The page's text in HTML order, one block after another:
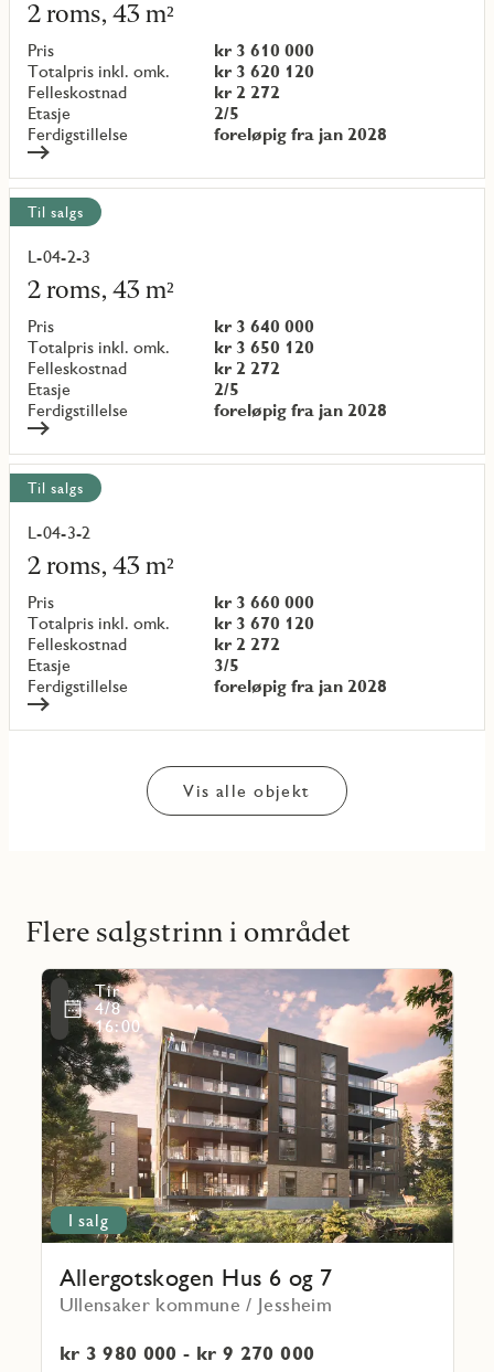
2 roms, 43 m²
Pris
kr 3 610 000
Totalpris inkl. omk.
kr 3 620 120
Felleskostnad
kr 2 272
Etasje
2/5
Ferdigstillelse
foreløpig fra jan 2028
mer
om
objekt
{objectNumber}
Til salgs
L-04-2-3
2 roms, 43 m²
Pris
kr 3 640 000
Totalpris inkl. omk.
kr 3 650 120
Felleskostnad
kr 2 272
Etasje
2/5
Ferdigstillelse
foreløpig fra jan 2028
Les
mer
om
objekt
{objectNumber}
Til salgs
L-04-3-2
2 roms, 43 m²
Pris
kr 3 660 000
Totalpris inkl. omk.
kr 3 670 120
Felleskostnad
kr 2 272
Etasje
3/5
Ferdigstillelse
foreløpig fra jan 2028
Les
mer
om
objekt
{objectNumber}
Vis alle objekt
Flere salgstrinn i området
I salg
Allergotskogen Hus 6 og 7
Ullensaker kommune / Jessheim
kr 3 980 000 - kr 9 270 000
Tir
4/8
16:00
Les
mer
om
Allergotskogen
Hus 6
og
7